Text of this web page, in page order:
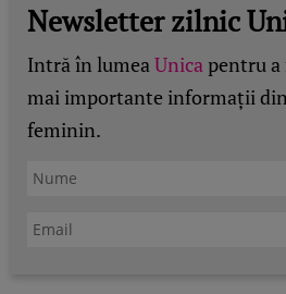
Newsletter zilnic
Intră în lumeaUnicapentru a
mai importante informații
feminin.